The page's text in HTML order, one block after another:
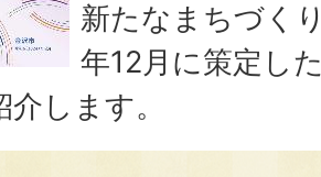
新たなまちづく
年12月に策定し
します。